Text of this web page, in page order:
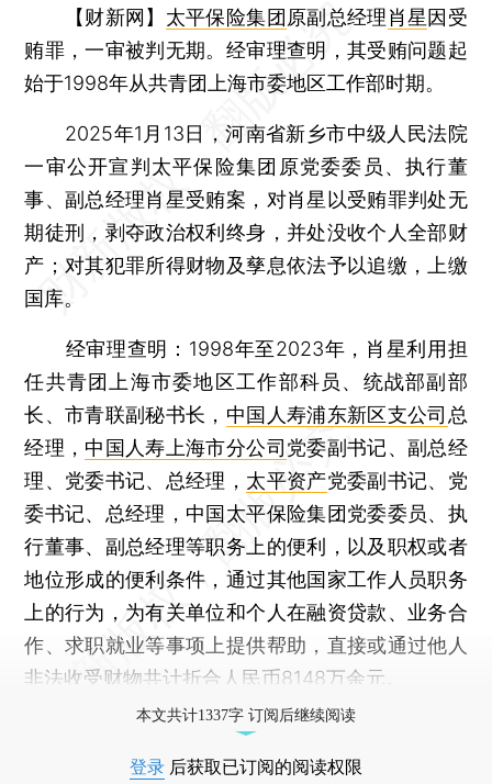
【财新网】 太平保险集团原副总经理肖星因受
贿罪，一审被判无期。经审理查明，其受贿问题起
始于1998年从共青团上海市委地区工作部时期。
2025年1月13日，河南省新乡市中级人民法院
一审公开宣判太平保险集团原党委委员、执行董
事、副总经理肖星受贿案，对肖星以受贿罪判处无
期徒刑，剥夺政治权利终身，并处没收个人全部财
产；对其犯罪所得财物及孳息依法予以追缴，上缴
国库。
经审理查明：1998年至2023年，肖星利用担
任共青团上海市委地区工作部科员、统战部副部
长、市青联副秘书长， 中国人寿浦东新区支公司 总
经理， 中国人寿上海市分公司党委副书记、副总经
理、党委书记、总经理， 太平资产党委副书记、党
委书记、总经理，中国太平保险集团党委委员、执
行董事、副总经理等职务上的便利，以及职权或者
地位形成的便利条件，通过其他国家工作人员职务
上的行为，为有关单位和个人在融资贷款、业务合
作、求职就业等事项上提供帮助，直接或通过他人
非法收受财物共计折合人民币8148万余元。
本文共计1337字 订阅后继续阅读
登录 后获取已订阅的阅读权限